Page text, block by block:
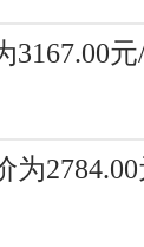
3167.00
为